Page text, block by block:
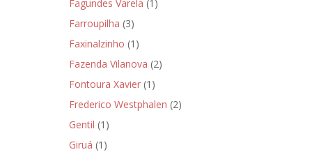
Fagundes Varela (1)
Farroupilha (3)
Faxinalzinho (1)
Fazenda Vilanova (2)
Fontoura Xavier (1)
Frederico Westphalen (2)
Gentil (1)
Giruá (1)